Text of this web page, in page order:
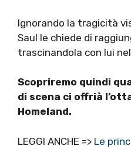
Ignorando la tragicità
Saul le chiede di
trascinandola con lui
Scopriremo quindi
di scena ci offrià
Homeland.
LEGGI ANCHE => Le